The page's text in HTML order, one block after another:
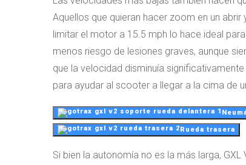
Aquellos que quieran hacer zoom en un
limitar el motor a 15.5 mph lo hace ideal
menos riesgo de lesiones graves, aunque
que la velocidad disminuía
para ayudar al scooter a llegar a la cima de
Rueda trasera
Si bien la autonomía no es la más larga,